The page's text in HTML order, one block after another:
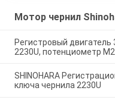
Мотор чернил
Регистровый двигатель
2230U, потенциометр
SHINOHARA
ключа чернила 2230U